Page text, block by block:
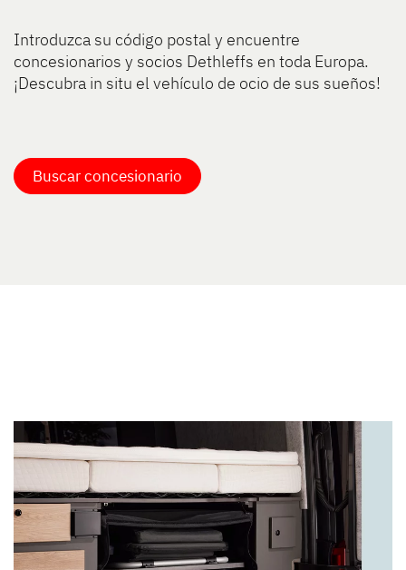
Introduzca su código postal y encuentre
concesionarios y socios Dethleffs en toda Europa.
¡Descubra in situ el vehículo de ocio de sus sueños!
Buscar concesionario